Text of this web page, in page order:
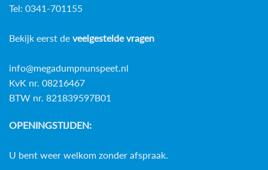
Tel: 0341-701155
Bekijk eerst de veelgestelde vragen
info@megadumpnunspeet.nl
KvK nr. 08216467
BTW nr. 821839597B01
OPENINGSTIJDEN:
U bent weer welkom zonder afspraak.